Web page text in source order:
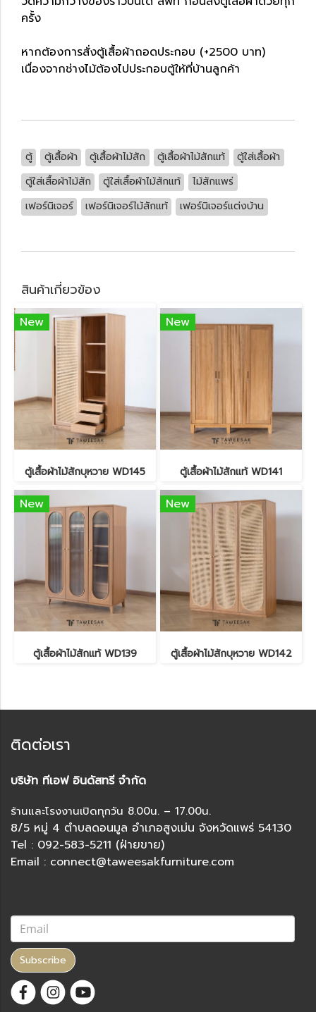
ครั้ง
หากต้องการสั่งตู้เสื้อผ้าถอดประกอบ (+2500 บาท)
เนื่องจากช่างไม้ต้องไปประกอบตู้ให้ที่บ้านลูกค้า
ตู้ ตู้เสื้อผ้า ตู้เสื้อผ้าไม้สัก ตู้เสื้อผ้าไม้สักแท้
ตู้ใส่เสื้อผ้า
ตู้ใส่เสื้อผ้าไม้สัก
ตู้ใส่เสื้อผ้าไม้สักแท้
ไม้สักแพร่
เฟอร์นิเจอร์
เฟอร์นิเจอร์ไม้สักแท้ เฟอร์นิเจอร์แต่งบ้าน
สินค้าเกี่ยวข้อง
New
ตู้เสื้อผ้าไม้สักบุหวาย WD145
New
ตู้เสื้อผ้าไม้สักแท้ WD141
New
ตู้เสื้อผ้าไม้สักแท้ WD139
New
ตู้เสื้อผ้าไม้สักบุหวาย WD142
ติดต่อเรา
บริษัท ทีเอฟ อินดัสทรี จำกัด
ร้านและโรงงานเปิดทุกวัน 8.00น. – 17.00น.
8/5 หมู่ 4 ตำบลดอนมูล อำเภอสูงเม่น จังหวัดแพร่ 54130
Tel : 092-583-5211 (ฝ่ายขาย)
Email : connect@taweesakfurniture.com
Subscribe